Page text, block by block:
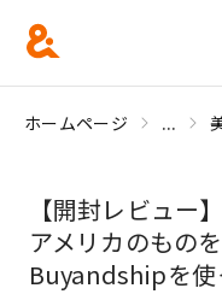
ホームページ ...
【開封レビュー
アメリカのもの
Buyandshipを使